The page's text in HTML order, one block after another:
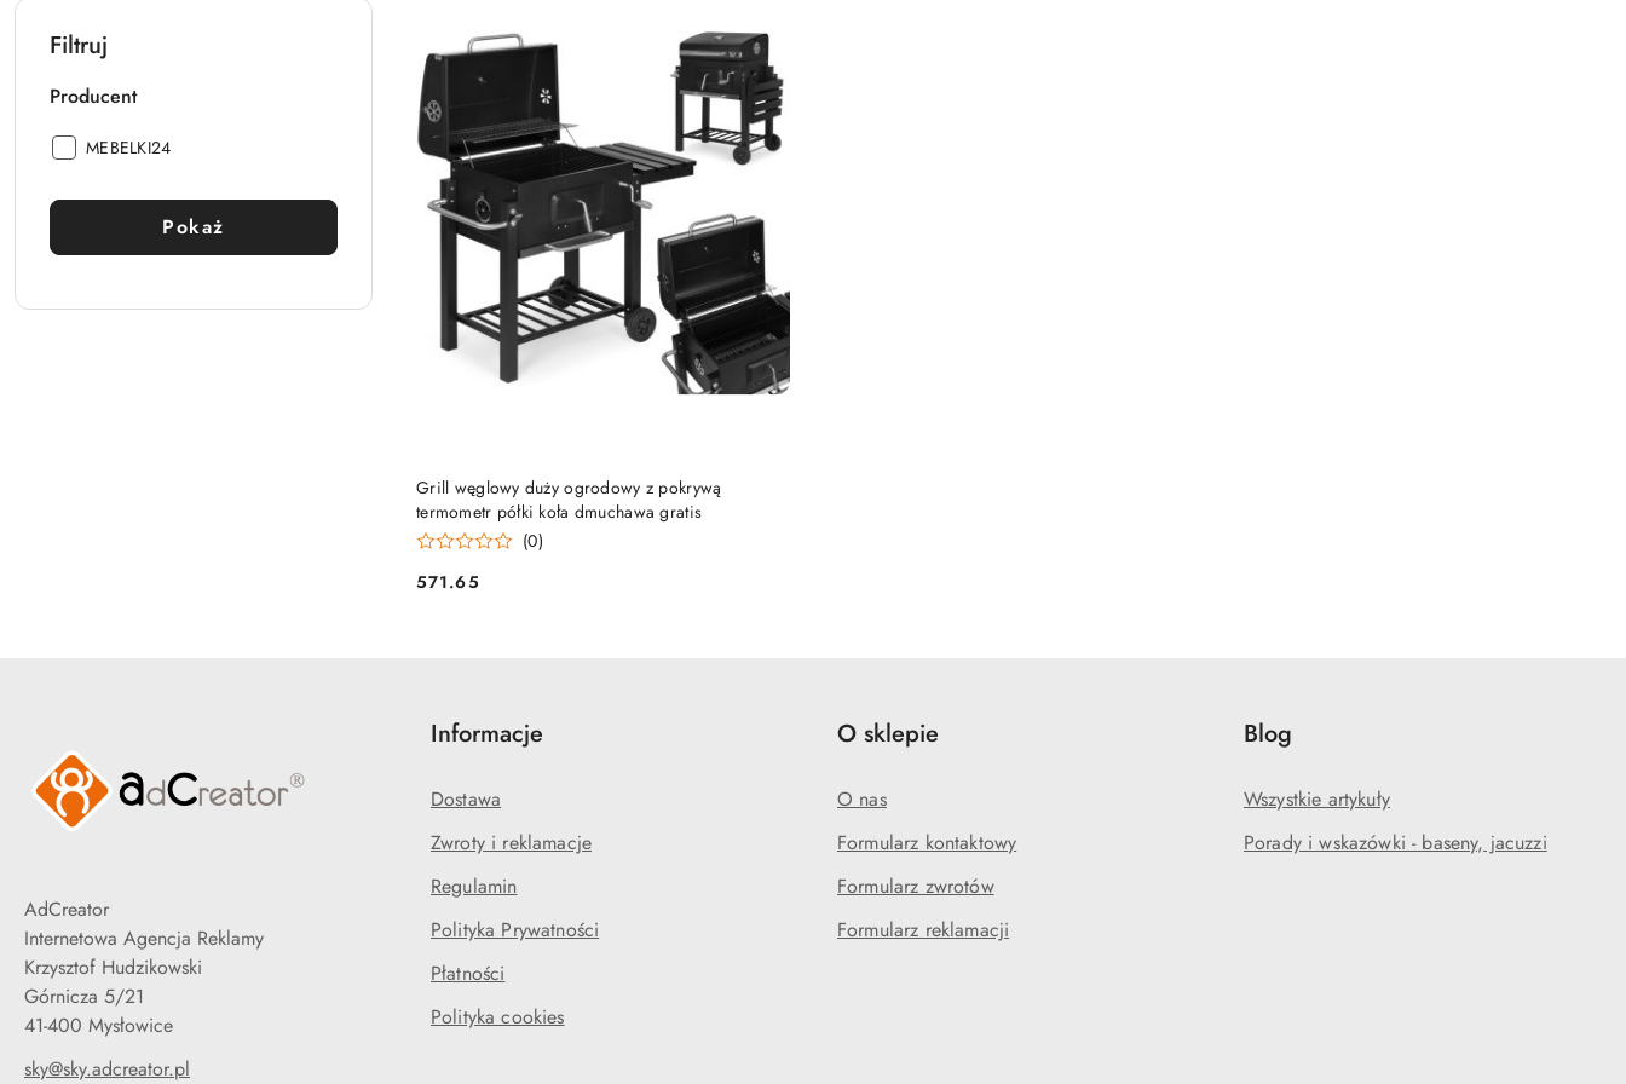
Filtruj
Producent
Producent:
MEBELKI24
Pokaż
Grill węglowy duży ogrodowy z pokrywą
termometr półki koła dmuchawa gratis
(0)
Cena:
571.65
DO KOSZYKA
AdCreator
Internetowa Agencja Reklamy
Krzysztof Hudzikowski
Górnicza 5/21
41-400 Mysłowice
sky@sky.adcreator.pl
Informacje
Dostawa
Zwroty i reklamacje
Regulamin
Polityka Prywatności
Płatności
Polityka cookies
O sklepie
O nas
Formularz kontaktowy
Formularz zwrotów
Formularz reklamacji
Blog
Wszystkie artykuły
Porady i wskazówki - baseny, jacuzzi